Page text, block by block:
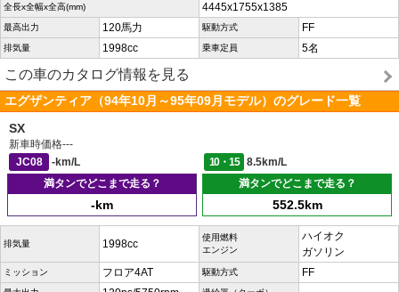
全長x全幅x全高(mm) 4445x1755x1385
最高出力 120馬力 駆動方式 FF
排気量 1998cc 乗車定員 5名
この車のカタログ情報を見る
エグザンティア（94年10月～95年09月モデル）のグレード一覧
SX
新車時価格---
JC08
-km/L 10・15
8.5km/L
満タンでどこまで走る？
-km
満タンでどこまで走る？
552.5km
排気量 1998cc
使用燃料
エンジン
ハイオク
ガソリン
ミッション フロア4AT 駆動方式 FF